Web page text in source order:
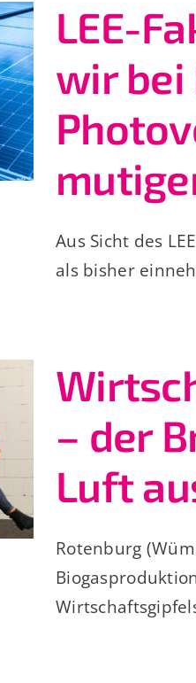
LEE-
wir bei
Aus Sicht des
als bisher
– der
Luft
Rotenburg